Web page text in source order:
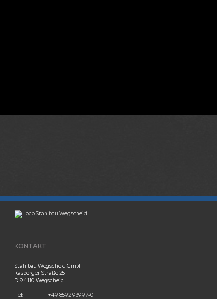
KONTAKT
Stahlbau Wegscheid GmbH
Kasberger Straße 25
D-94110 Wegscheid
Tel: +49 8592 93997-0